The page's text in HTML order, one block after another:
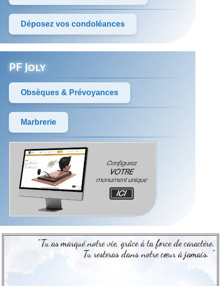
Déposez vos condoléances
PF Joly
Obsèques & Prévoyances
Marbrerie
"Tu as marqué notre vie, grâce à ta force de caractère.
Tu resteras dans notre cœur à jamais. "